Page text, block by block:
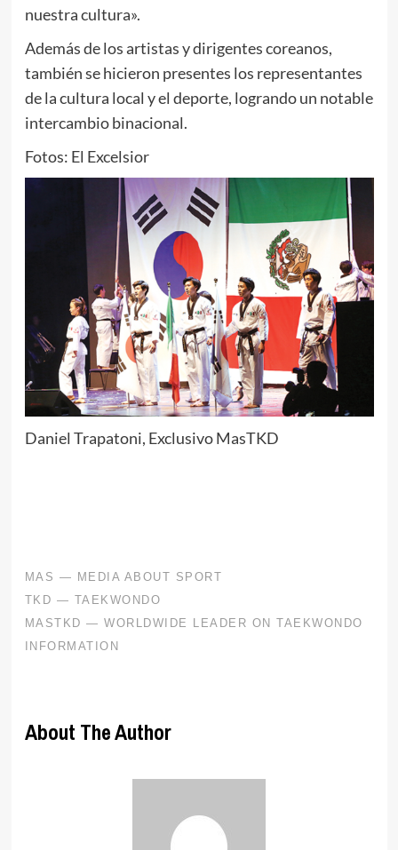
nuestra cultura».
Además de los artistas y dirigentes coreanos,
también se hicieron presentes los representantes
de la cultura local y el deporte, logrando un notable
intercambio binacional.
Fotos: El Excelsior
Daniel Trapatoni, Exclusivo MasTKD
About The Author